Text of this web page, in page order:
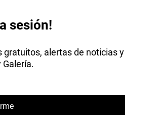
sesión!
gratuitos, alertas de noticias y